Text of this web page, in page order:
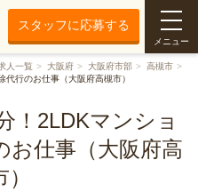
スタッフに応募する
メニュー
人一覧 大阪府 大阪府市部
高槻市
行のお仕事（大阪府高槻市）
！2LDKマンショ
お仕事（大阪府高